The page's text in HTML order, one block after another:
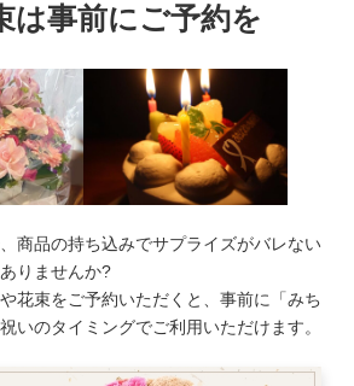
は事前にご予約を
商品の持ち込みでサプライズがバレない
りませんか?
花束をご予約いただくと、事前に「みち
いのタイミングでご利用いただけます。